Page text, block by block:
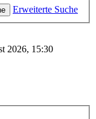
Erweiterte Suche
2026, 15:30